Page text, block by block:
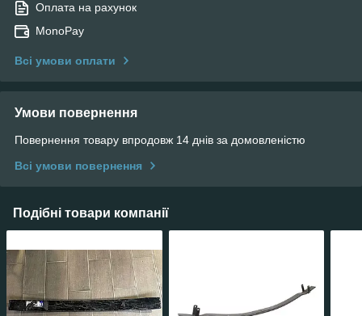
Оплата на рахунок
MonoPay
Всі умови оплати
Умови повернення
Повернення товару впродовж 14 днів за домовленістю
Всі умови повернення
Подібні товари компанії